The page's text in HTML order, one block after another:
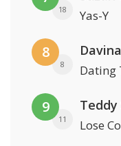
18 Yas-Y
8
8 Dating
9
11
Teddy
Lose